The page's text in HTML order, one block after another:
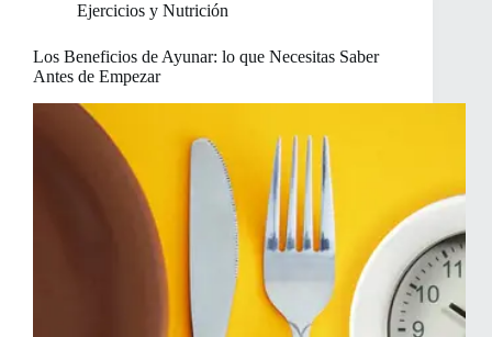
Ejercicios y Nutrición
Los Beneficios de Ayunar: lo que Necesitas Saber
Antes de Empezar